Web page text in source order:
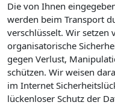
Die von Ihnen
werden beim Transport
verschlüsselt. Wir setzen
organisatorische
gegen Verlust,
schützen. Wir weisen
im Internet
lückenloser Schutz der